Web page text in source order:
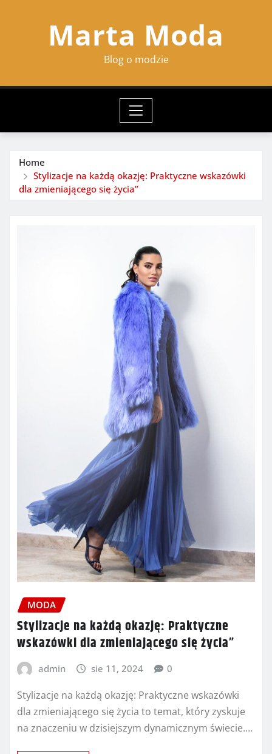
Marta Moda
Blog o modzie
Home
Stylizacje na każdą okazję: Praktyczne wskazówki
dla zmieniającego się życia”
MODA
Stylizacje na każdą okazję: Praktyczne
wskazówki dla zmieniającego się życia”
admin sie 11, 2024 0
Stylizacje na każdą okazję: Praktyczne wskazówki
dla zmieniającego się życia to temat, który zyskuje
na znaczeniu w dzisiejszym dynamicznym świecie.…